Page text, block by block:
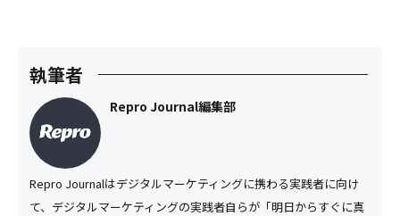
執筆者
Repro Journal編集部
Repro Journalはデジタルマーケティングに携わる実践者に向け
て、デジタルマーケティングの実践者自らが「明日からすぐに真